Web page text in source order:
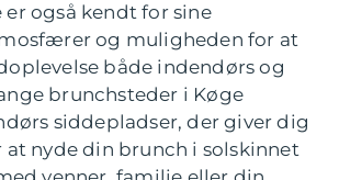
er også kendt for sine
og muligheden for at
både indendørs og
brunchsteder i Køge
siddepladser, der giver dig
nyde din brunch i solskinnet